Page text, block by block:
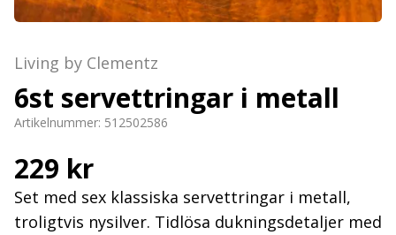
Living by Clementz
6st servettringar i metall
Artikelnummer: 512502586
229 kr
Set med sex klassiska servettringar i metall,
troligtvis nysilver. Tidlösa dukningsdetaljer med